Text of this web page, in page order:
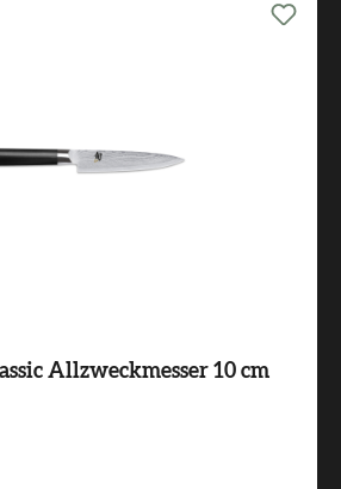
Allzweckmesser 10 cm